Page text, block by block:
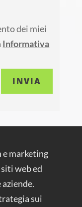
dei miei
Informativa
INVIA
e marketing
web ed
sui